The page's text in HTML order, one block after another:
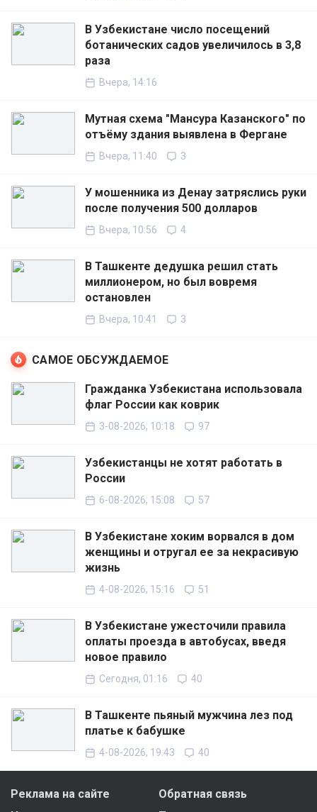
В Узбекистане число посещений
ботанических садов увеличилось в 3,8
раза
Вчера, 14:16
Мутная схема "Мансура Казанского" по
отъёму здания выявлена в Фергане
Вчера, 11:40 3
У мошенника из Денау затряслись руки
после получения 500 долларов
Вчера, 10:56 4
В Ташкенте дедушка решил стать
миллионером, но был вовремя
остановлен
Вчера, 10:41 3
САМОЕ ОБСУЖДАЕМОЕ
Гражданка Узбекистана использовала
флаг России как коврик
3-08-2026, 10:18 97
Узбекистанцы не хотят работать в
России
6-08-2026, 15:08 57
В Узбекистане хоким ворвался в дом
женщины и отругал ее за некрасивую
жизнь
4-08-2026, 15:16 51
В Узбекистане ужесточили правила
оплаты проезда в автобусах, введя
новое правило
Сегодня, 01:16 40
В Ташкенте пьяный мужчина лез под
платье к бабушке
4-08-2026, 19:43 40
Реклама на сайте
Обратная связь